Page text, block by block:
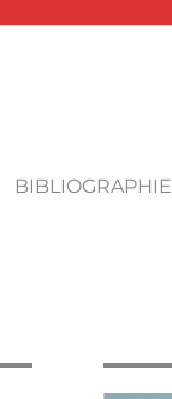
BIBLIOGRAPHIE